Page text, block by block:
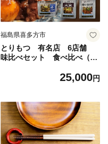
福島県喜多方市
とりもつ 有名店 6店舗
味比べセット 食べ比べ（6
ト ギフト 人気 お土産
25,000円